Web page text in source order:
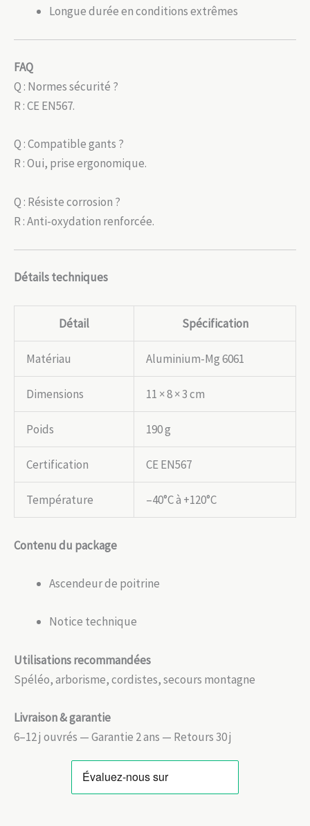
Longue durée en conditions extrêmes
FAQ
Q : Normes sécurité ?
R : CE EN567.
Q : Compatible gants ?
R : Oui, prise ergonomique.
Q : Résiste corrosion ?
R : Anti-oxydation renforcée.
Détails techniques
Détail Spécification
Matériau Aluminium-Mg 6061
Dimensions 11 × 8 × 3 cm
Poids 190 g
Certification CE EN567
Température –40°C à +120°C
Contenu du package
Ascendeur de poitrine
Notice technique
Utilisations recommandées
Spéléo, arborisme, cordistes, secours montagne
Livraison & garantie
6–12 j ouvrés — Garantie 2 ans — Retours 30 j